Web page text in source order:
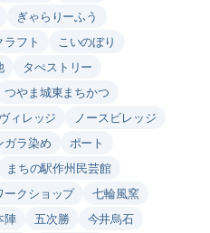
ぎゃらりーふう
ラフト
こいのぼり
タぺストリー
つやま城東まちかつ
ィレッジ
ノースビレッジ
ガラ染め
ポート
まちの駅作州民芸館
ークショップ
七輪風窯
陣 五次勝
今井烏石